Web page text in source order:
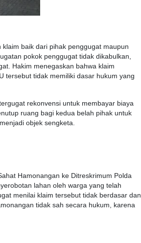
baik dari pihak penggugat maupun
pokok penggugat tidak dikabulkan,
Hakim menegaskan bahwa klaim
tersebut tidak memiliki dasar hukum yang
rekonvensi untuk membayar biaya
ruang bagi kedua belah pihak untuk
objek sengketa.
Hamonangan ke Ditreskrimum Polda
lahan oleh warga yang telah
menilai klaim tersebut tidak berdasar dan
tidak sah secara hukum, karena